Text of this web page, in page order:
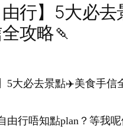
由行】5大必
攻略🍡
5大必去景點✈️美食手信
由行唔知點plan？等我